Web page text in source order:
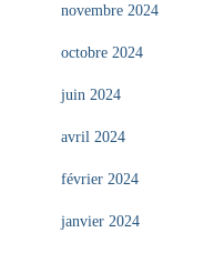
novembre 2024
octobre 2024
juin 2024
avril 2024
février 2024
janvier 2024